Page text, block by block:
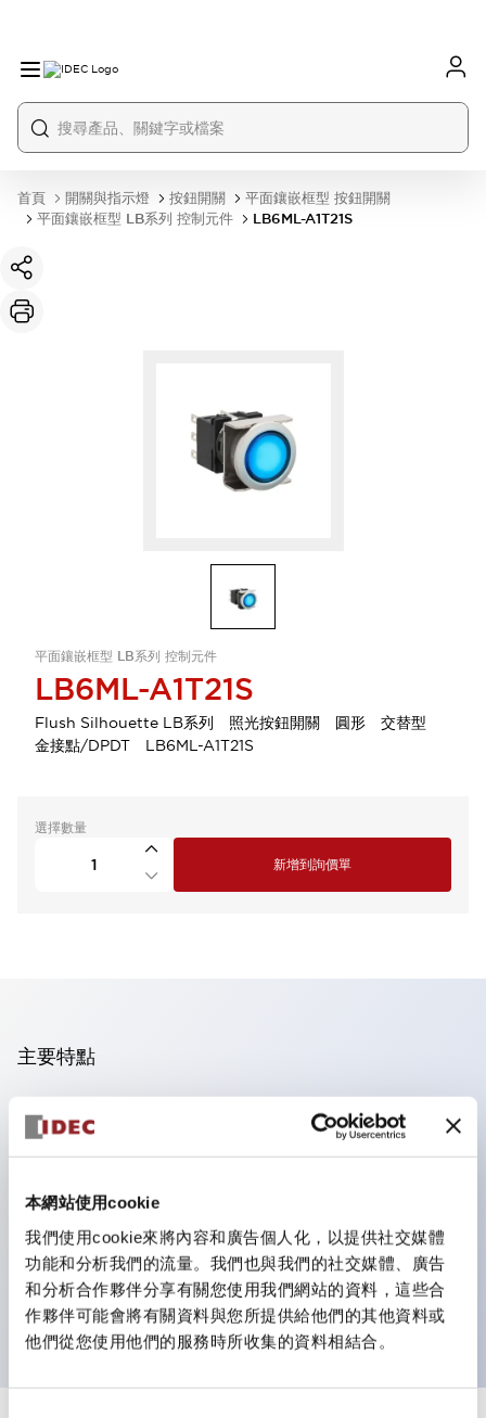
本網站使用cookie
我們使用cookie來將內容和廣告個人化，以提供社交媒體
功能和分析我們的流量。我們也與我們的社交媒體、廣告
和分析合作夥伴分享有關您使用我們網站的資料，這些合
作夥伴可能會將有關資料與您所提供給他們的其他資料或
他們從您使用他們的服務時所收集的資料相結合。
首頁 開關與指示燈 按鈕開關
平面鑲嵌框型 按鈕開關
平面鑲嵌框型 LB系列 控制元件
LB6ML-A1T21S
平面鑲嵌框型 LB系列 控制元件
LB6ML-A1T21S
Flush Silhouette LB系列 照光按鈕開關 圓形 交替型
金接點/DPDT LB6ML-A1T21S
選擇數量
新增到詢價單
主要特點
操作面板的凹凸減少，呈現銳利感。
支援分離型／單板式
優秀的防水性能。保護結構IP65
按鈕開關、選擇開關、帶鎖選擇開關最多3c接點。
邊框顏色有黑色與金屬色兩種。
LED照明帶來明亮且清晰的照明面